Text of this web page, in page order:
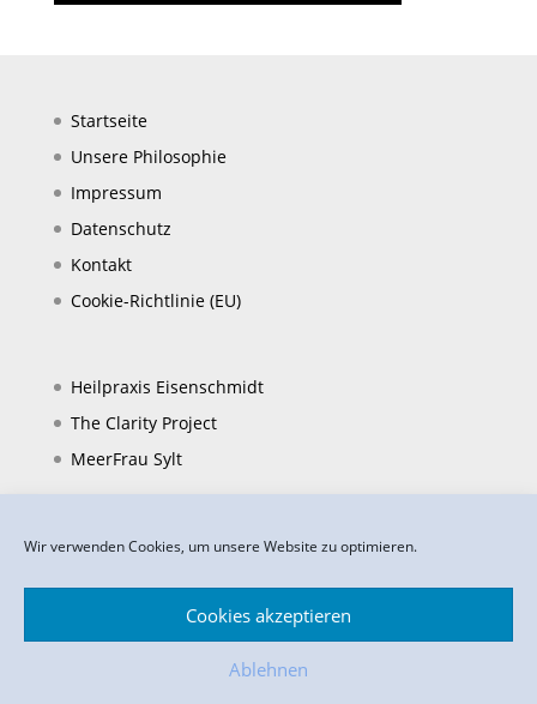
Wir verwenden Cookies, um unsere Website zu optimieren.
Cookies akzeptieren
Ablehnen
Startseite
Unsere Philosophie
Impressum
Datenschutz
Kontakt
Cookie-Richtlinie (EU)
Heilpraxis Eisenschmidt
The Clarity Project
MeerFrau Sylt
Impressum
Datenschutz